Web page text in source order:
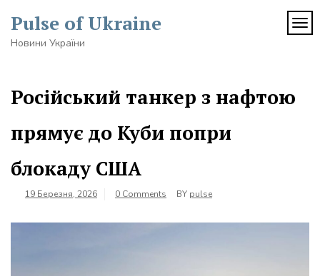
content
Pulse of Ukraine
Новини України
Російський танкер з нафтою
прямує до Куби попри
блокаду США
19 Березня, 2026 0 Comments BY pulse